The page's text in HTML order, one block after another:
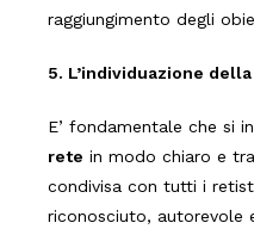
raggiungimento degli
5. L’individuazione
E’ fondamentale che si
rete in modo chiaro e
condivisa con tutti i
riconosciuto, autorevole